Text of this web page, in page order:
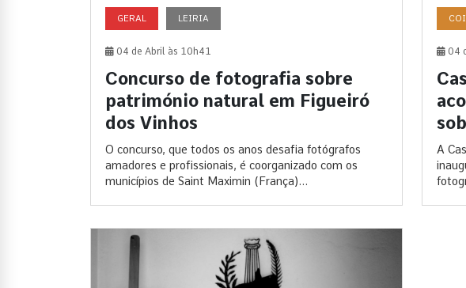
GERAL LEIRIA
04 de Abril às 10h41
Concurso de fotografia sobre
património natural em Figueiró
dos Vinhos
O concurso, que todos os anos desafia fotógrafos
amadores e profissionais, é coorganizado com os
municípios de Saint Maximin (França)...
04
A